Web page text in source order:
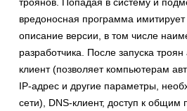
троянов. Попадая в систему и
вредоносная программа
описание версии, в том числе
разработчика. После запуска троян
клиент (позволяет компьютерам
IP-адрес и другие параметры,
сети), DNS-клиент, доступ к общим